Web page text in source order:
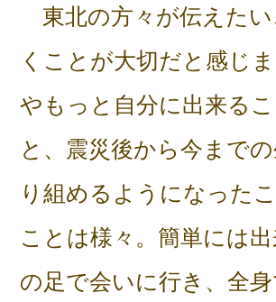
東北の方々が伝えた
くことが大切だと感じ
やもっと自分に出来る
と、震災後から今まで
り組めるようになった
ことは様々。簡単には
の足で会いに行き、全